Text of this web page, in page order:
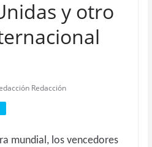
y otro
Redacción
mundial, los vencedores